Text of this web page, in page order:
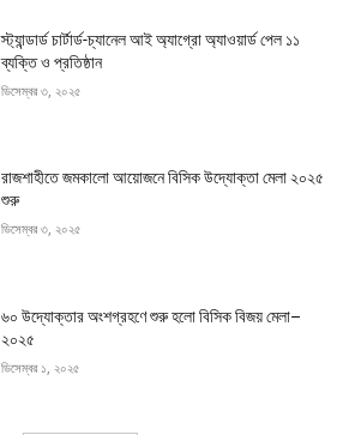
স্ট্যান্ডার্ড চার্টার্ড-চ্যানেল আই অ্যাগ্রো অ্যাওয়ার্ড পেল ১১
ব্যক্তি ও প্রতিষ্ঠান
ডিসেম্বর ৩, ২০২৫
রাজশাহীতে জমকালো আয়োজনে বিসিক উদ্যোক্তা মেলা ২০২৫
শুরু
ডিসেম্বর ৩, ২০২৫
৬০ উদ্যোক্তার অংশগ্রহণে শুরু হলো বিসিক বিজয় মেলা–
২০২৫
ডিসেম্বর ১, ২০২৫